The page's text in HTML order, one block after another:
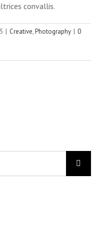
convallis.
| Creative,Photography | 0